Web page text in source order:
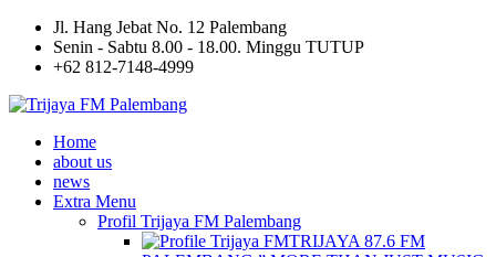
Jl. Hang Jebat No. 12 Palembang
Senin - Sabtu 8.00 - 18.00. Minggu TUTUP
+62 812-7148-4999
Home
about us
news
Extra Menu
Profil Trijaya FM Palembang
TRIJAYA 87.6 FM